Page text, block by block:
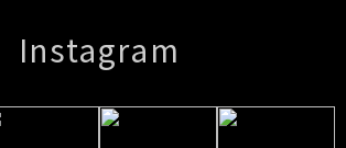
Instagram